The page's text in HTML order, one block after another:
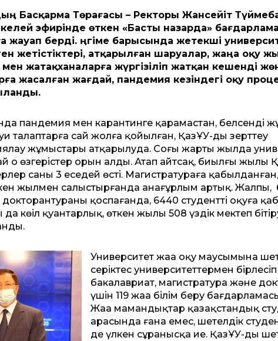
Басқарма Төрағасы – Ректоры Жансейіт
эфирінде өткен «Басты назарда»
жауап берді. Әңгіме барысында жетекші
жетістіктері, атқарылған шаруалар, жаңа оқу
жатақханаларға жүргізіліп жатқан кешенді
жасалған жағдай, пандемия кезіндегі оқу
пандемия мен карантинге қарамастан, белсенді
талаптарға сай жолға қойылған, ҚазҰУ-ды зерттеу
жұмыстары атқарылуда. Соңғы жарты жылда
оң өзгерістер орын алды. Атап айтсақ, биылғы жылы
саны 3 еседей өсті. Магистратураға
жылмен салыстырғанда анағұрлым артық. Жалпы,
қоспағанда, 6440 студентті оқуға
да көңіл қуантарлық, өткен жылы 508 үздік мектеп
Университет жаңа оқу маусымына
серіктес университеттермен бірлесіп
бакалавриат, магистратура және
үшін 119 жаңа білім беру
Жаңа мамандықтар қазақстандық
арасында ғана емес, шетелдік
де үлкен сұранысқа ие. ҚазҰУ-дың